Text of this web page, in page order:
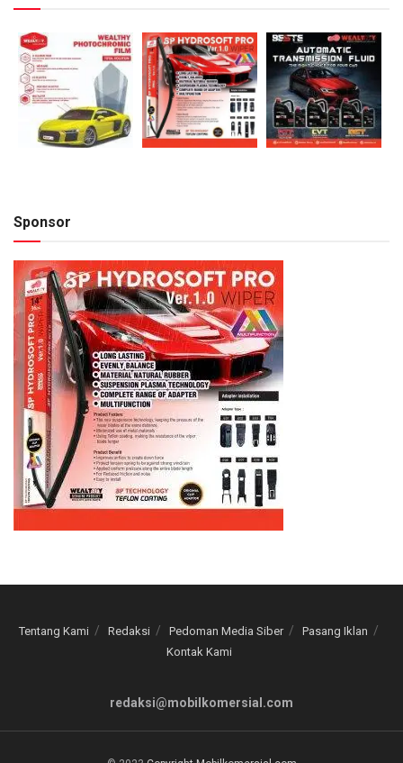
Sponsor
Tentang Kami Redaksi Pedoman Media Siber
Pasang Iklan
Kontak Kami
redaksi@mobilkomersial.com